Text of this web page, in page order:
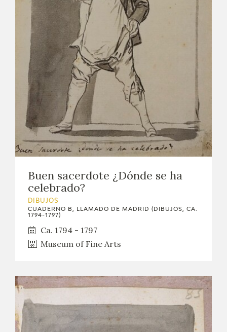
Buen sacerdote ¿Dónde se ha
celebrado?
DIBUJOS
CUADERNO B, LLAMADO DE MADRID (DIBUJOS, CA.
1794-1797)
Ca. 1794 - 1797
Museum of Fine Arts